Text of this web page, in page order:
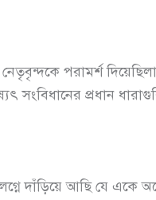
পরামর্শ
সংবিধানের প্রধান
দাঁড়িয়ে আছি যে একে